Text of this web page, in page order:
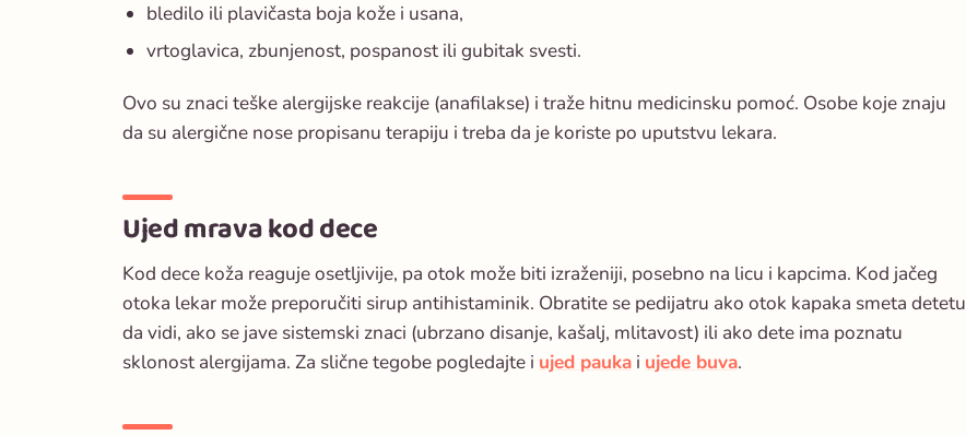
bledilo ili plavičasta boja kože i usana,
vrtoglavica, zbunjenost, pospanost ili gubitak svesti.
Ovo su znaci teške alergijske reakcije (anafilakse) i traže hitnu medicinsku pomoć. Osobe koje znaju
da su alergične nose propisanu terapiju i treba da je koriste po uputstvu lekara.
Ujed mrava kod dece
Kod dece koža reaguje osetljivije, pa otok može biti izraženiji, posebno na licu i kapcima. Kod jačeg
otoka lekar može preporučiti sirup antihistaminik. Obratite se pedijatru ako otok kapaka smeta detetu
da vidi, ako se jave sistemski znaci (ubrzano disanje, kašalj, mlitavost) ili ako dete ima poznatu
sklonost alergijama. Za slične tegobe pogledajte i ujed pauka i ujede buva.